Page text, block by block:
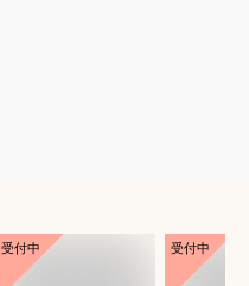
受付中 受付中